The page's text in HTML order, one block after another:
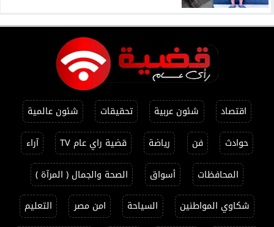
اقتصاد شئون عربية تحقيقات
شئون عالمية
حوادث
فن رياضة قضية راي عام TV
آراء
المحافظات
أسواق
الصحة والجمال ( المرآة )
شكاوي المواطنين
السياحة امن مصر التعليم